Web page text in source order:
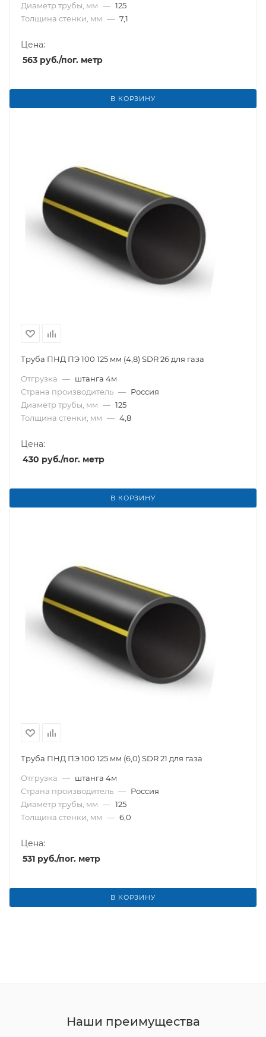
Диаметр трубы, мм — 125
Толщина стенки, мм — 7,1
Цена:
563 руб./пог. метр
В КОРЗИНУ
Труба ПНД ПЭ 100 125 мм (4,8) SDR 26 для газа
Отгрузка — штанга 4м
Страна производитель — Россия
Диаметр трубы, мм — 125
Толщина стенки, мм — 4,8
Цена:
430 руб./пог. метр
В КОРЗИНУ
Труба ПНД ПЭ 100 125 мм (6,0) SDR 21 для газа
Отгрузка — штанга 4м
Страна производитель — Россия
Диаметр трубы, мм — 125
Толщина стенки, мм — 6,0
Цена:
531 руб./пог. метр
В КОРЗИНУ
Наши преимущества